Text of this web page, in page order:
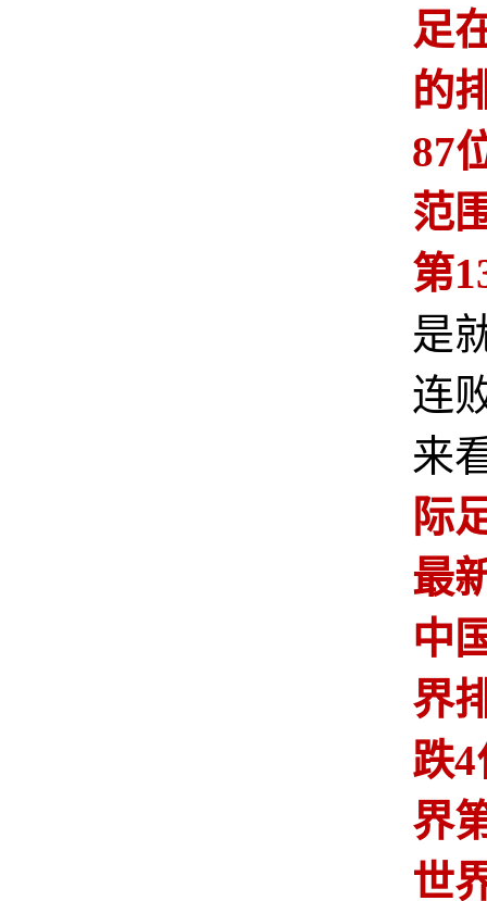
足
的
87
范
第
是
连
来
际
最
中
界
跌
界
世